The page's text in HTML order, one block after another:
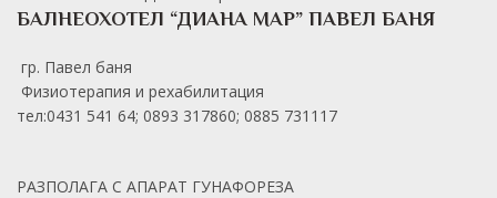
БАЛНЕОХОТЕЛ “ДИАНА МАР” ПАВЕЛ БАНЯ
гр. Павел баня
Физиотерапия и рехабилитация
тел:0431 541 64; 0893 317860; 0885 731117
РАЗПОЛАГА С АПАРАТ ГУНАФОРЕЗА